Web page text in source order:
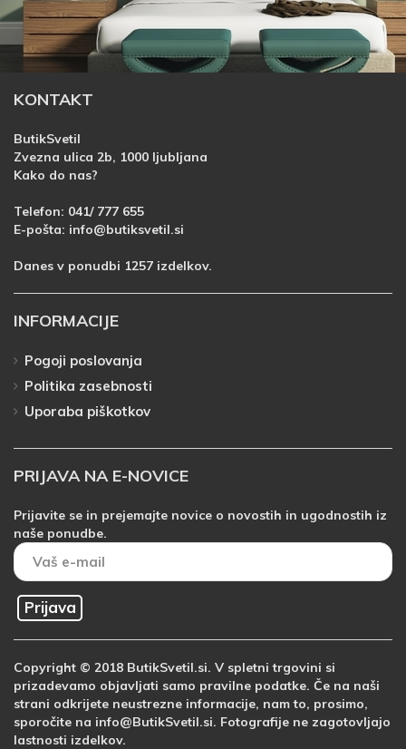
KONTAKT
ButikSvetil
Zvezna ulica 2b, 1000 ljubljana
Kako do nas?
Telefon: 041/ 777 655
E-pošta: info@butiksvetil.si
Danes v ponudbi 1257 izdelkov.
INFORMACIJE
Pogoji poslovanja
Politika zasebnosti
Uporaba piškotkov
PRIJAVA NA E-NOVICE
Prijavite se in prejemajte novice o novostih in ugodnostih iz
naše ponudbe.
Prijava
Copyright © 2018 ButikSvetil.si. V spletni trgovini si
prizadevamo objavljati samo pravilne podatke. Če na naši
strani odkrijete neustrezne informacije, nam to, prosimo,
sporočite na info@ButikSvetil.si. Fotografije ne zagotovljajo
lastnosti izdelkov.